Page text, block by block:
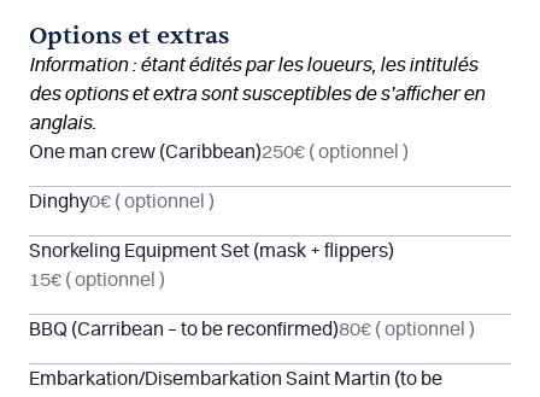
Options et extras
Information : étant édités par les loueurs, les intitulés
des options et extra sont susceptibles de s’afficher en
anglais.
One man crew (Caribbean)250€ ( optionnel )
Dinghy0€ ( optionnel )
Snorkeling Equipment Set (mask + flippers)
15€ ( optionnel )
BBQ (Carribean – to be reconfirmed)80€ ( optionnel )
Embarkation/Disembarkation Saint Martin (to be